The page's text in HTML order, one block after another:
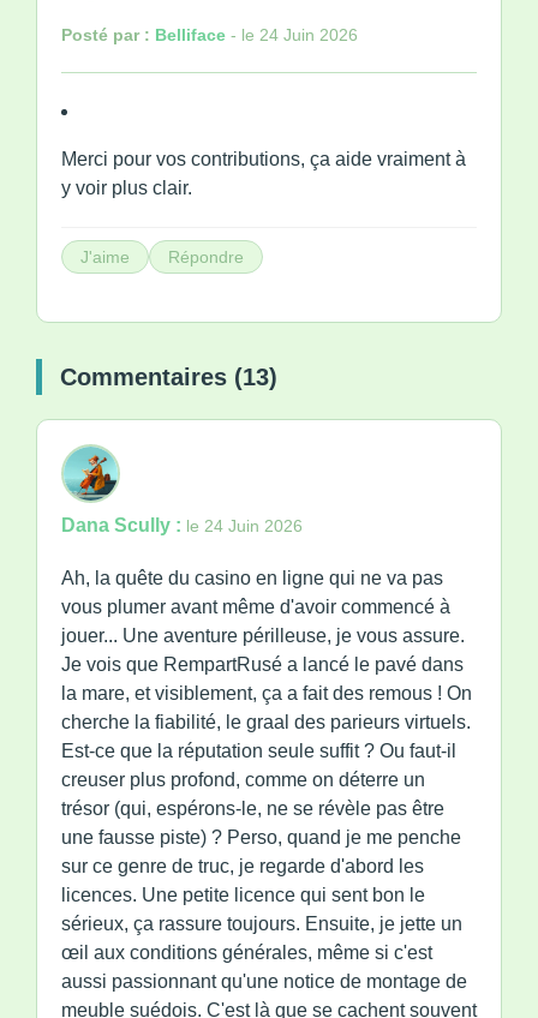
Posté par : Belliface - le 24 Juin 2026
Merci pour vos contributions, ça aide vraiment à
y voir plus clair.
J'aime Répondre
Commentaires (13)
Dana Scully : le 24 Juin 2026
Ah, la quête du casino en ligne qui ne va pas
vous plumer avant même d'avoir commencé à
jouer... Une aventure périlleuse, je vous assure.
Je vois que RempartRusé a lancé le pavé dans
la mare, et visiblement, ça a fait des remous ! On
cherche la fiabilité, le graal des parieurs virtuels.
Est-ce que la réputation seule suffit ? Ou faut-il
creuser plus profond, comme on déterre un
trésor (qui, espérons-le, ne se révèle pas être
une fausse piste) ? Perso, quand je me penche
sur ce genre de truc, je regarde d'abord les
licences. Une petite licence qui sent bon le
sérieux, ça rassure toujours. Ensuite, je jette un
œil aux conditions générales, même si c'est
aussi passionnant qu'une notice de montage de
meuble suédois. C'est là que se cachent souvent